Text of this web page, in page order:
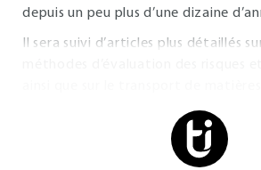
depuis un peu plus d’une dizaine
Il sera suivi d’articles plus détaillés